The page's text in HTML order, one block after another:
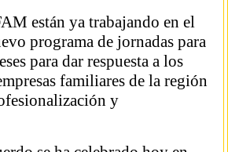
están ya trabajando en el
programa de jornadas para
para dar respuesta a los
familiares de la región
y